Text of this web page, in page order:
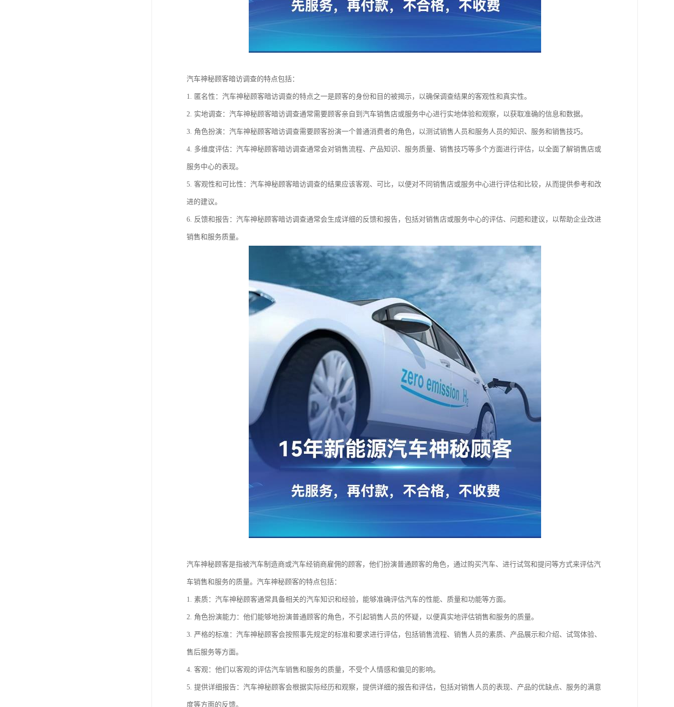
汽车神秘顾客暗访调查的特点包括：
1. 匿名性：汽车神秘顾客暗访调查的特点之一是顾客的身份和目的被揭示，以确保调查结果的客观性和真实性。
2. 实地调查：汽车神秘顾客暗访调查通常需要顾客亲自到汽车销售店或服务中心进行实地体验和观察，以获取准确的信息和数据。
3. 角色扮演：汽车神秘顾客暗访调查需要顾客扮演一个普通消费者的角色，以测试销售人员和服务人员的知识、服务和销售技巧。
4. 多维度评估：汽车神秘顾客暗访调查通常会对销售流程、产品知识、服务质量、销售技巧等多个方面进行评估，以全面了解销售店或
服务中心的表现。
5. 客观性和可比性：汽车神秘顾客暗访调查的结果应该客观、可比，以便对不同销售店或服务中心进行评估和比较，从而提供参考和改
进的建议。
6. 反馈和报告：汽车神秘顾客暗访调查通常会生成详细的反馈和报告，包括对销售店或服务中心的评估、问题和建议，以帮助企业改进
销售和服务质量。
汽车神秘顾客是指被汽车制造商或汽车经销商雇佣的顾客，他们扮演普通顾客的角色，通过购买汽车、进行试驾和提问等方式来评估汽
车销售和服务的质量。汽车神秘顾客的特点包括：
1. 素质：汽车神秘顾客通常具备相关的汽车知识和经验，能够准确评估汽车的性能、质量和功能等方面。
2. 角色扮演能力：他们能够地扮演普通顾客的角色，不引起销售人员的怀疑，以便真实地评估销售和服务的质量。
3. 严格的标准：汽车神秘顾客会按照事先规定的标准和要求进行评估，包括销售流程、销售人员的素质、产品展示和介绍、试驾体验、
售后服务等方面。
4. 客观：他们以客观的评估汽车销售和服务的质量，不受个人情感和偏见的影响。
5. 提供详细报告：汽车神秘顾客会根据实际经历和观察，提供详细的报告和评估，包括对销售人员的表现、产品的优缺点、服务的满意
度等方面的反馈。